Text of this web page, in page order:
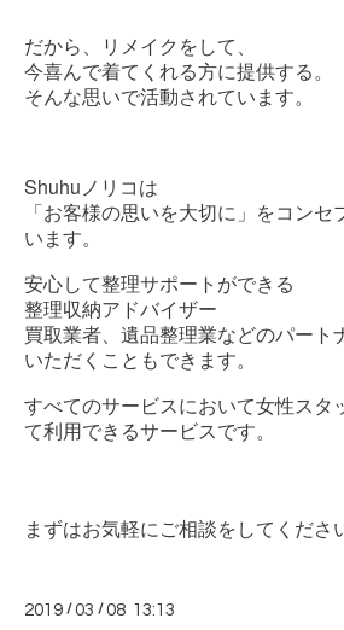
だから、リメイクをして、
今喜んで着てくれる方に提供する。
そんな思いで活動されています。
Shuhu ノリコは
「お客様の思いを大切に」をコンセ
います。
安心して整理サポートができる
整理収納アドバイザー
買取業者、遺品整理業などのパート
いただくこともできます。
すべてのサービスにおいて女性スタ
て利用できるサービスです。
まずはお気軽にご相談をしてくださ
2019 /03 /08 13:13